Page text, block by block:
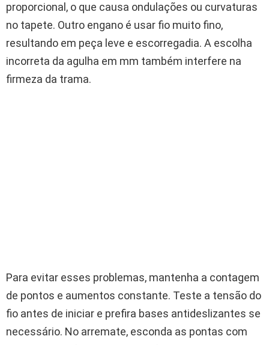
proporcional, o que causa ondulações ou curvaturas
no tapete. Outro engano é usar fio muito fino,
resultando em peça leve e escorregadia. A escolha
incorreta da agulha em mm também interfere na
firmeza da trama.
Para evitar esses problemas, mantenha a contagem
de pontos e aumentos constante. Teste a tensão do
fio antes de iniciar e prefira bases antideslizantes se
necessário. No arremate, esconda as pontas com